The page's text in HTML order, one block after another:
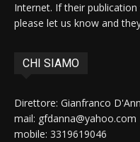
Internet. If their
please let us know and
CHI SIAMO
Direttore: Gianfranco
mail: gfdanna@yahoo.com
mobile: 3319619046